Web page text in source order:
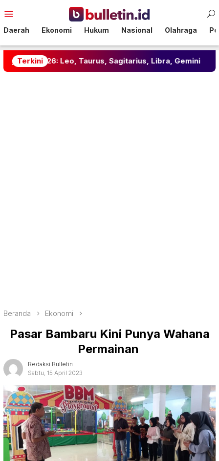
ke
Mobile
Daerah Ekonomi Hukum Nasional Olahraga
Terkini
Leo, Taurus, Sagitarius, Libra, Gemini
Beranda Ekonomi
Pasar Bambaru Kini Punya Wahana
Permainan
Redaksi Bulletin
Sabtu, 15 April 2023